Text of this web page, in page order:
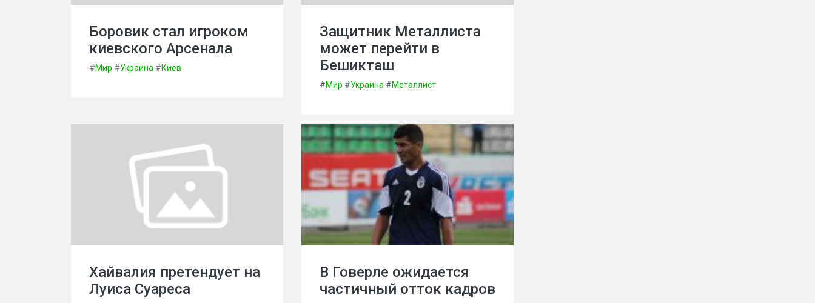
Боровик стал игроком
киевского Арсенала
#Мир #Украина #Киев
Защитник Металлиста
может перейти в
Бешикташ
#Мир #Украина #Металлист
Хайвалия претендует на
Луиса Суареса
В Говерле ожидается
частичный отток кадров